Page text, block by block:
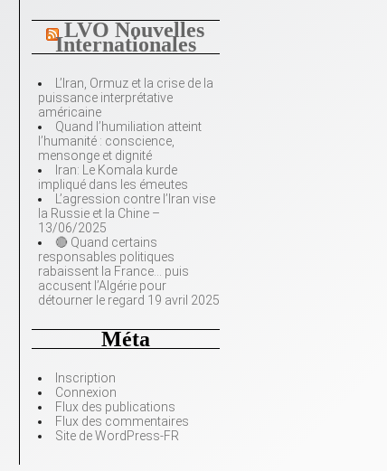
LVO Nouvelles
Internationales
L’Iran, Ormuz et la crise de la
puissance interprétative
américaine
Quand l’humiliation atteint
l’humanité : conscience,
mensonge et dignité
Iran: Le Komala kurde
impliqué dans les émeutes
L’agression contre l’Iran vise
la Russie et la Chine –
13/06/2025
🔴 Quand certains
responsables politiques
rabaissent la France… puis
accusent l’Algérie pour
détourner le regard 19 avril 2025
Méta
Inscription
Connexion
Flux des publications
Flux des commentaires
Site de WordPress-FR